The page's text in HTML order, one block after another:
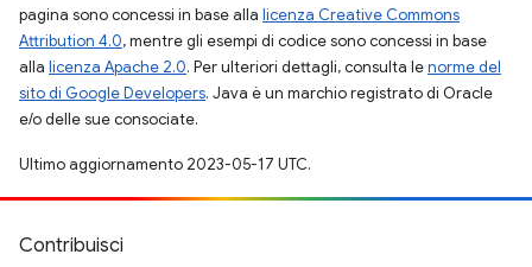
pagina sono concessi in base alla licenza Creative Commons
Attribution 4.0, mentre gli esempi di codice sono concessi in base
alla licenza Apache 2.0. Per ulteriori dettagli, consulta lenorme del
sito di Google Developers. Java è un marchio registrato di Oracle
e/o delle sue consociate.
Ultimo aggiornamento 2023-05-17 UTC.
Contribuisci